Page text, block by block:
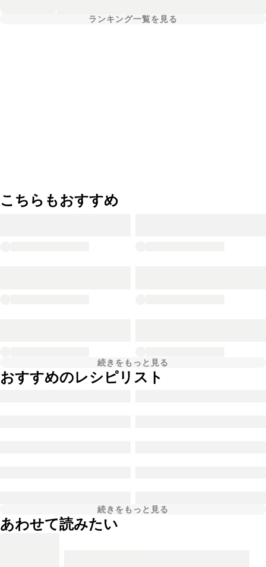
ランキング一覧を見る
こちらもおすすめ
続きをもっと見る
おすすめのレシピリスト
続きをもっと見る
あわせて読みたい